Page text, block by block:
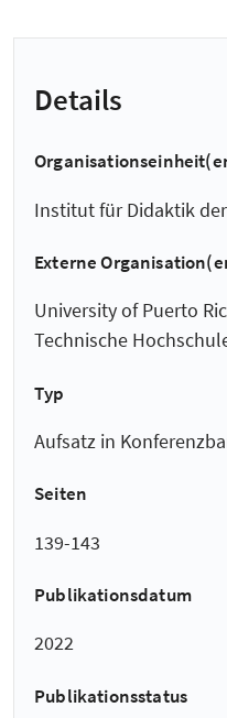
Details
Institut für Didaktik
Externe
University of Puerto
Technische
Typ
Aufsatz in
Seiten
139-143
Publikationsdatum
2022
Publikationsstatus